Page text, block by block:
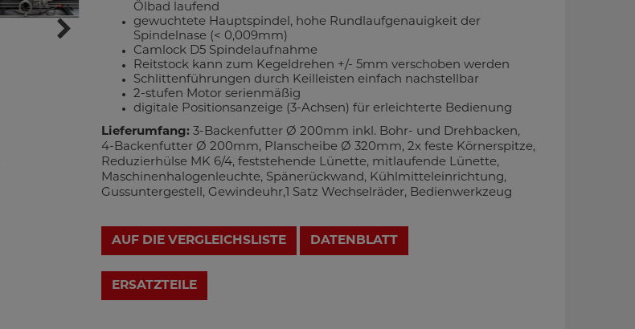
Ölbad laufend
gewuchtete Hauptspindel, hohe Rundlaufgenauigkeit der
Spindelnase (< 0,009mm)
Camlock D5 Spindelaufnahme
Reitstock kann zum Kegeldrehen +/- 5mm verschoben werden
Schlittenführungen durch Keilleisten einfach nachstellbar
2-stufen Motor serienmäßig
digitale Positionsanzeige (3-Achsen) für erleichterte Bedienung
Lieferumfang:3-Backenfutter Ø 200mm inkl. Bohr- und Drehbacken,
4-Backenfutter Ø 200mm, Planscheibe Ø 320mm, 2x feste Körnerspitze,
Reduzierhülse MK 6/4, feststehende Lünette, mitlaufende Lünette,
Maschinenhalogenleuchte, Spänerückwand, Kühlmitteleinrichtung,
Gussuntergestell, Gewindeuhr,1 Satz Wechselräder, Bedienwerkzeug
AUF DIE VERGLEICHSLISTE DATENBLATT